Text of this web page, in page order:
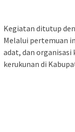
Kegiatan ditutup
Melalui pertemuan
adat, dan organisasi
kerukunan di